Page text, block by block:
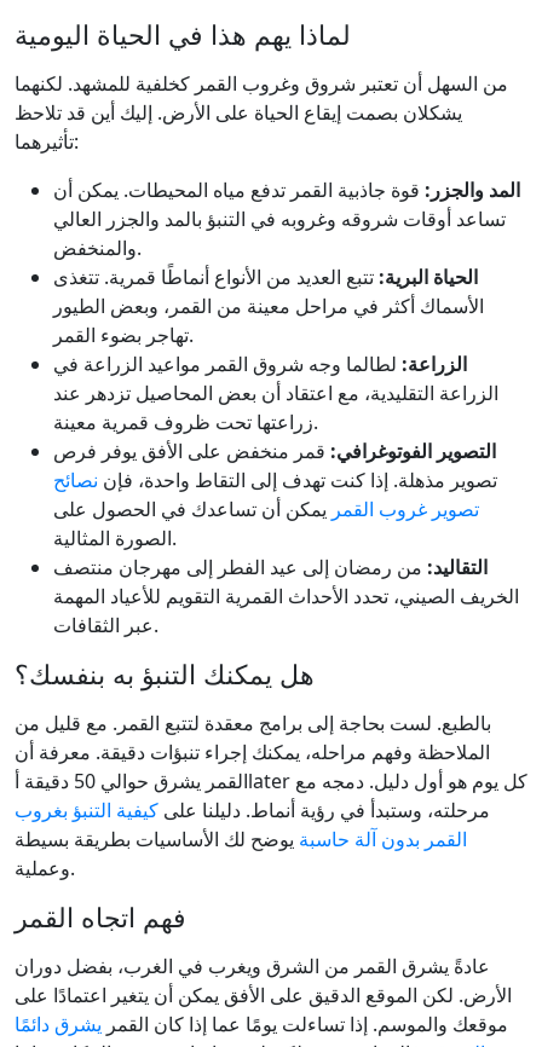
لماذا يهم هذا في الحياة اليومية
من السهل أن تعتبر شروق وغروب القمر كخلفية للمشهد. لكنهما
يشكلان بصمت إيقاع الحياة على الأرض. إليك أين قد تلاحظ
تأثيرهما:
المد والجزر: قوة جاذبية القمر تدفع مياه المحيطات. يمكن أن
تساعد أوقات شروقه وغروبه في التنبؤ بالمد والجزر العالي
والمنخفض.
الحياة البرية: تتبع العديد من الأنواع أنماطًا قمرية. تتغذى
الأسماك أكثر في مراحل معينة من القمر، وبعض الطيور
تهاجر بضوء القمر.
الزراعة: لطالما وجه شروق القمر مواعيد الزراعة في
الزراعة التقليدية، مع اعتقاد أن بعض المحاصيل تزدهر عند
زراعتها تحت ظروف قمرية معينة.
التصوير الفوتوغرافي: قمر منخفض على الأفق يوفر فرص
تصوير مذهلة. إذا كنت تهدف إلى التقاط واحدة، فإن نصائح
تصوير غروب القمر يمكن أن تساعدك في الحصول على
الصورة المثالية.
التقاليد: من رمضان إلى عيد الفطر إلى مهرجان منتصف
الخريف الصيني، تحدد الأحداث القمرية التقويم للأعياد المهمة
عبر الثقافات.
هل يمكنك التنبؤ به بنفسك؟
بالطبع. لست بحاجة إلى برامج معقدة لتتبع القمر. مع قليل من
الملاحظة وفهم مراحله، يمكنك إجراء تنبؤات دقيقة. معرفة أن
القمر يشرق حوالي 50 دقيقة أlater كل يوم هو أول دليل. دمجه مع
مرحلته، وستبدأ في رؤية أنماط. دليلنا على كيفية التنبؤ بغروب
القمر بدون آلة حاسبة يوضح لك الأساسيات بطريقة بسيطة
وعملية.
فهم اتجاه القمر
عادةً يشرق القمر من الشرق ويغرب في الغرب، بفضل دوران
الأرض. لكن الموقع الدقيق على الأفق يمكن أن يتغير اعتمادًا على
موقعك والموسم. إذا تساءلت يومًا عما إذا كان القمر يشرق دائمًا